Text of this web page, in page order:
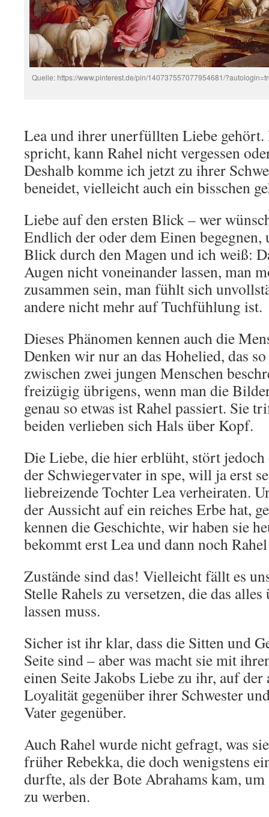
Quelle: https://www.pinterest.de/pin/140737557077954681/
Lea und ihrer unerfüllten Liebe gehört.
spricht, kann Rahel nicht vergessen
Deshalb komme ich jetzt zu ihrer
beneidet, vielleicht auch ein bisschen
Liebe auf den ersten Blick – wer
Endlich der oder dem Einen
Blick durch den Magen und ich weiß:
Augen nicht voneinander lassen, man
zusammen sein, man fühlt sich
andere nicht mehr auf Tuchfühlung ist.
Dieses Phänomen kennen auch die
Denken wir nur an das Hohelied, das
zwischen zwei jungen Menschen
freizügig übrigens, wenn man die
genau so etwas ist Rahel passiert. Sie
beiden verlieben sich Hals über Kopf.
Die Liebe, die hier erblüht, stört
der Schwiegervater in spe, will ja erst
liebreizende Tochter Lea verheiraten.
der Aussicht auf ein reiches Erbe hat,
kennen die Geschichte, wir haben sie
bekommt erst Lea und dann noch
Zustände sind das! Vielleicht fällt es
Stelle Rahels zu versetzen, die das
lassen muss.
Sicher ist ihr klar, dass die Sitten und
Seite sind – aber was macht sie mit
einen Seite Jakobs Liebe zu ihr, auf der
Loyalität gegenüber ihrer Schwester
Vater gegenüber.
Auch Rahel wurde nicht gefragt, was
früher Rebekka, die doch wenigstens
durfte, als der Bote Abrahams kam,
zu werben.